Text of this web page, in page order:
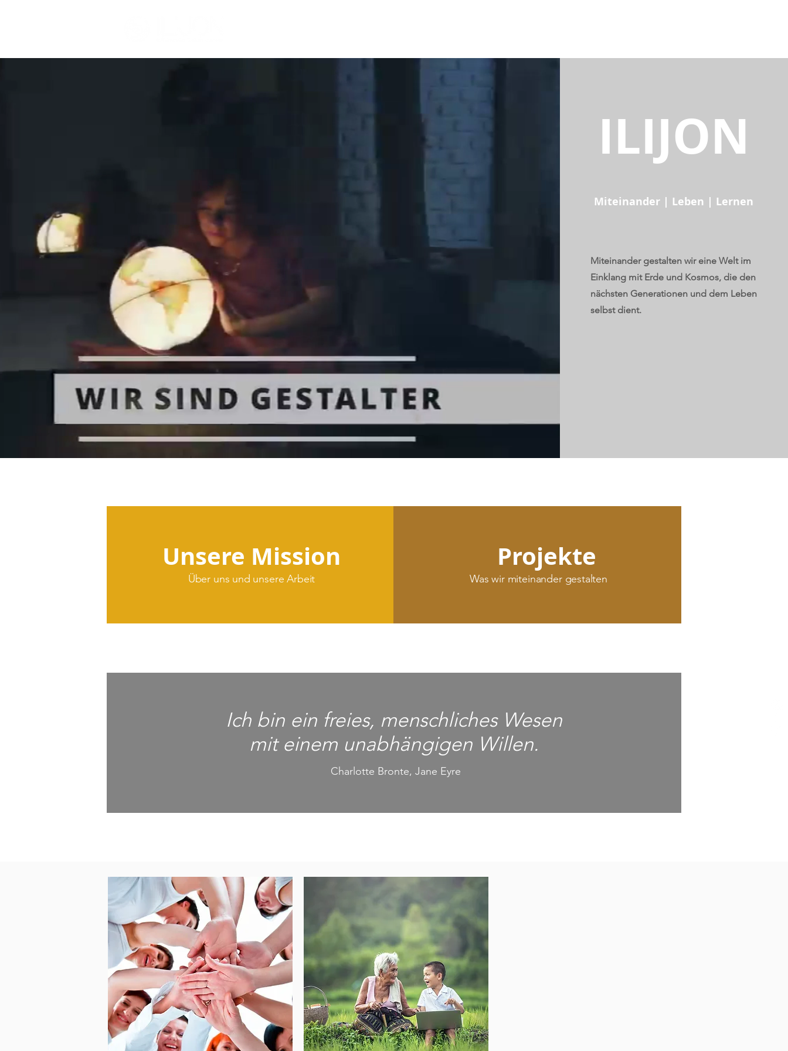
ILIJON
Miteinander | Leben | Lernen
Miteinander gestalten wir eine Welt im
Einklang mit Erde und Kosmos, die den
nächsten Generationen und dem Leben
selbst dient.
Unsere Mission
Über uns und unsere Arbeit
Projekte
Was wir miteinander gestalten
Ich bin ein freies, menschliches Wesen
mit einem unabhängigen Willen.
Charlotte Bronte, Jane Eyre
TERMINE